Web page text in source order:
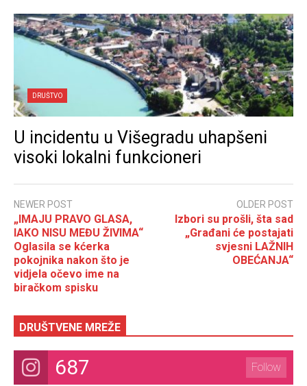
DRUŠTVO
U incidentu u Višegradu uhapšeni
visoki lokalni funkcioneri
NEWER POST
„IMAJU PRAVO GLASA,
IAKO NISU MEĐU ŽIVIMA“
Oglasila se kćerka
pokojnika nakon što je
vidjela očevo ime na
biračkom spisku
OLDER POST
Izbori su prošli, šta sad
„Građani će postajati
svjesni LAŽNIH
OBEĆANJA“
DRUŠTVENE MREŽE
687 Follow